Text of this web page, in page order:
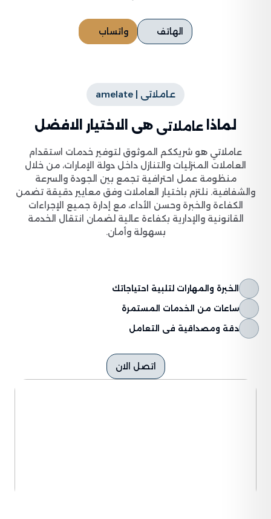
الهاتف واتساب
عاملاتى | amelate
لماذا عاملاتى هى الاختيار الافضل
عاملاتي هو شريككم الموثوق لتوفير خدمات استقدام
العاملات المنزليات والتنازل داخل دولة الإمارات، من خلال
منظومة عمل احترافية تجمع بين الجودة والسرعة
والشفافية. نلتزم باختيار العاملات وفق معايير دقيقة تضمن
الكفاءة والخبرة وحسن الأداء، مع إدارة جميع الإجراءات
القانونية والإدارية بكفاءة عالية لضمان انتقال الخدمة
بسهولة وأمان.
الخبرة والمهارات لتلبية احتياجاتك
ساعات من الخدمات المستمرة
دقة ومصداقية فى التعامل
اتصل الان